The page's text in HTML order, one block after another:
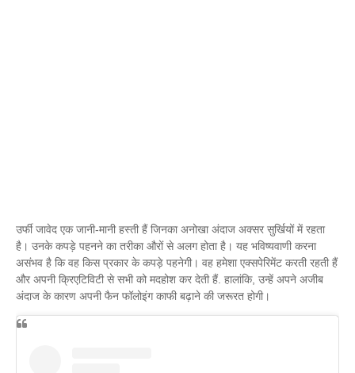
उर्फी जावेद एक जानी-मानी हस्ती हैं जिनका अनोखा अंदाज अक्सर सुर्खियों में रहता
है। उनके कपड़े पहनने का तरीका औरों से अलग होता है। यह भविष्यवाणी करना
असंभव है कि वह किस प्रकार के कपड़े पहनेगी। वह हमेशा एक्सपेरिमेंट करती रहती हैं
और अपनी क्रिएटिविटी से सभी को मदहोश कर देती हैं. हालांकि, उन्हें अपने अजीब
अंदाज के कारण अपनी फैन फॉलोइंग काफी बढ़ाने की जरूरत होगी।